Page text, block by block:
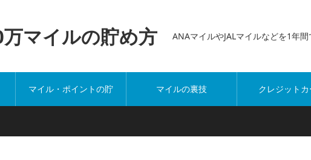
マイルの貯め方 ANAマイルやJALマイルなどを1年
マイル・ポイントの貯 マイルの裏技 クレジットカ